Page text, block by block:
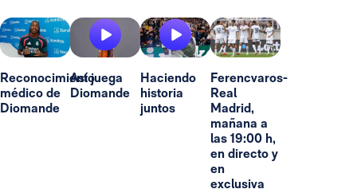
Reconocimiento
médico de
Diomande
Así juega
Diomande
Haciendo
historia
juntos
Ferencvaros-
Real
Madrid,
mañana a
las 19:00 h,
en directo y
en
exclusiva